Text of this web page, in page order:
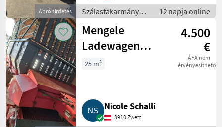
Apróhirdetés
Szálastakarmány
betakarítók /
Rendfelszedő
pótkocsi
12 napja online
Mengele
Ladewagen
Garant 325
4.500
€
ÁFA nem
érvényesíthető
25 m³
Nicole Schalli
3910 Zwettl